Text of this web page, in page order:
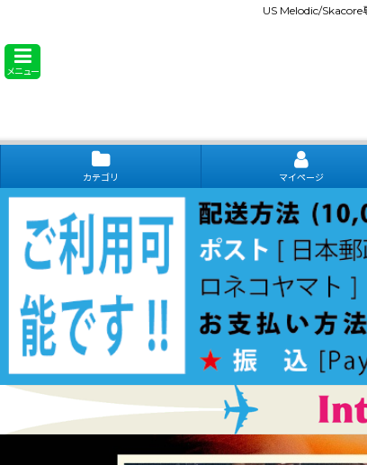
US Melodic/
メニュー
カテゴリ マイページ